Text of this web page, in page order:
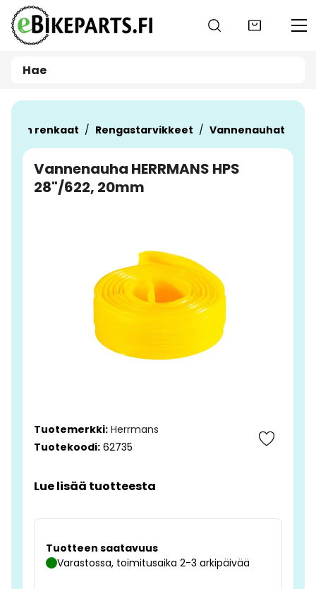
Siirry pääsisältöön
renkaat Rengastarvikkeet Vannenauhat
Vannenauha HERRMANS HPS
28"/622, 20mm
Tuotemerkki: Herrmans
Tuotekoodi: 62735
Lue lisää tuotteesta
Tuotteen saatavuus
Varastossa, toimitusaika 2-3 arkipäivää